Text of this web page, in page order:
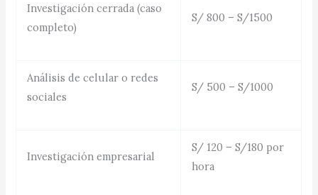
Investigación cerrada (caso
completo)
S/ 800 – S/1500
Análisis de celular o redes
sociales
S/ 500 – S/1000
Investigación empresarial
S/ 120 – S/180 por
hora